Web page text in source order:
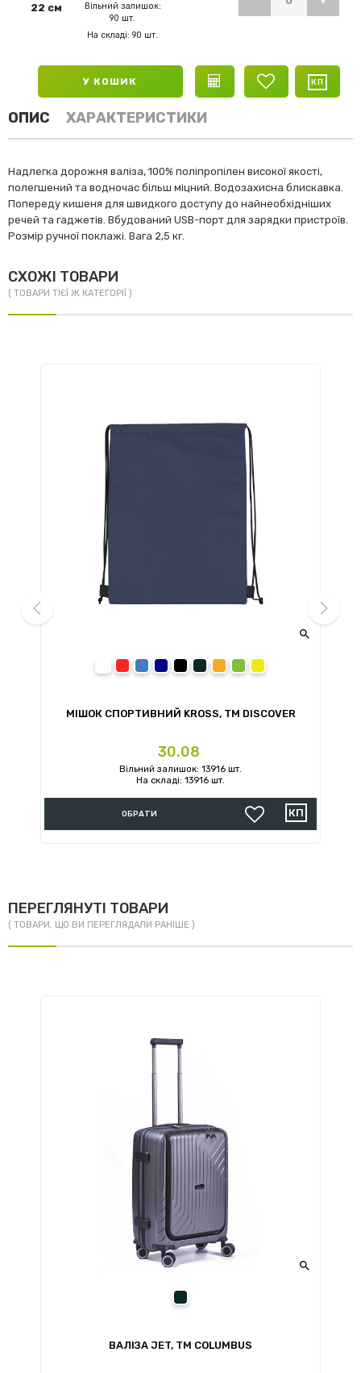
22 см
Вільний залишок:
90 шт.
На складі: 90 шт.
У КОШИК
ОПИС ХАРАКТЕРИСТИКИ
Надлегка дорожня валіза, 100% поліпропілен високої якості,
полегшений та водночас більш міцний. Водозахисна блискавка.
Попереду кишеня для швидкого доступу до найнеобхідніших
речей та гаджетів. Вбудований USB-порт для зарядки пристроїв.
Розмір ручної поклажі. Вага 2,5 кг.
СХОЖІ ТОВАРИ
( ТОВАРИ ТІЄЇ Ж КАТЕГОРІЇ )

МІШОК СПОРТИВНИЙ KROSS, TM DISCOVER
Ціна
30.08
Вільний залишок: 13916 шт.
На складі: 13916 шт.
ОБРАТИ
ПЕРЕГЛЯНУТІ ТОВАРИ
( ТОВАРИ, ЩО ВИ ПЕРЕГЛЯДАЛИ РАНІШЕ )

ВАЛІЗА JET, TM COLUMBUS